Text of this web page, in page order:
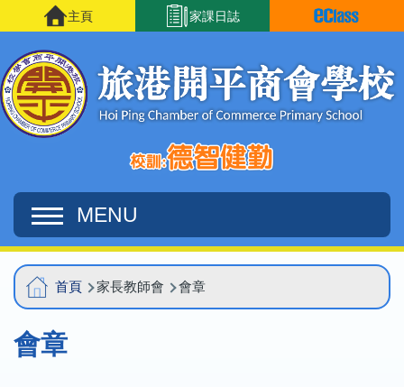
移至主內容 家課日誌
主頁
MENU
Main
navigation
導
航
連
首頁 家長教師會 會章
會章